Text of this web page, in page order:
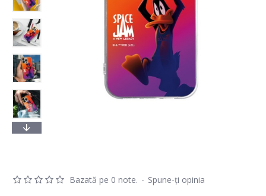
Bazată pe 0 note. - Spune-ţi opinia